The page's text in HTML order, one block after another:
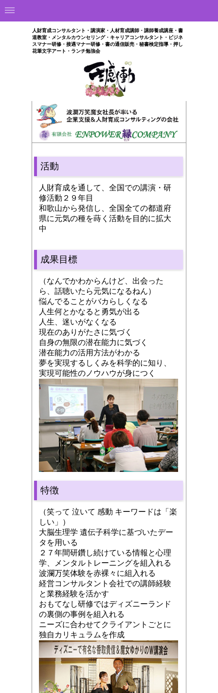
人財育成コンサルタント・講演家・人材育成講師・講師養成講座・書
道教室・メンタルカウンセリング・キャリアコンサルタント・ビジネ
スマナー研修・接遇マナー研修・書の通信販売・秘書検定指導・押し
花筆文字アート・ランチ勉強会
活動
人財育成を通して、全国での講演・研
修活動２９年目
和歌山から発信し、全国全ての都道府
県に元気の種を蒔く活動を目的に拡大
中
成果目標
（なんでかわからんけど、出会った
ら、話聴いたら元気になるねん）
悩んでることがバカらしくなる
人生何とかなると勇気が出る
人生、迷いがなくなる
現在のありがたさに気づく
自身の無限の潜在能力に気づく
潜在能力の活用方法がわかる
夢を実現するしくみを科学的に知り、
実現可能性のノウハウが身につく
特徴
（笑って 泣いて 感動 キーワードは「楽
しい」）
大脳生理学 遺伝子科学に基づいたデー
タを用いる
２７年間研鑽し続けている情報と心理
学、メンタルトレーニングを組入れる
波瀾万笑体験を赤裸々に組入れる
経営コンサルタント会社での講師経験
と業務経験を活かす
おもてなし研修ではディズニーランド
の裏側の事例を組入れる
ニーズに合わせてクライアントごとに
独自カリキュラムを作成